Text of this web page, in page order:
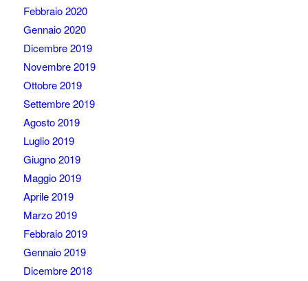
Febbraio 2020
Gennaio 2020
Dicembre 2019
Novembre 2019
Ottobre 2019
Settembre 2019
Agosto 2019
Luglio 2019
Giugno 2019
Maggio 2019
Aprile 2019
Marzo 2019
Febbraio 2019
Gennaio 2019
Dicembre 2018